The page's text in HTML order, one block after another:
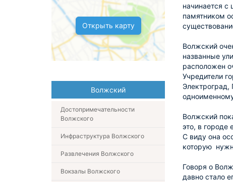
начинается
памятником
Волжский
названные
расположен
Учредители
Волжский
это, в городе
С виду она
которую
Говоря о
давно стало
Открыть карту
Волжский
Достопримечательности
Волжского
Инфраструктура Волжского
Развлечения Волжского
Вокзалы Волжского